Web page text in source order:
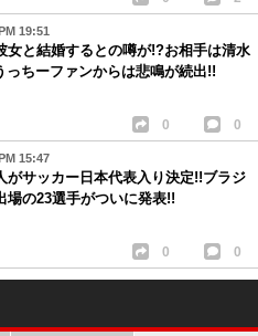
19:51
女と結婚するとの噂が!?お相手は清水
っちーファンからは悲鳴が続出!!
0 0
15:47
がサッカー日本代表入り決定!!ブラジ
場の23選手がついに発表!!
0 0